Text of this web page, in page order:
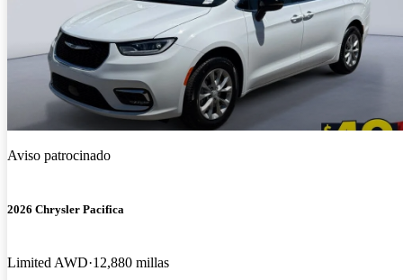
Aviso patrocinado
2026 Chrysler Pacifica
Limited AWD 12,880 millas